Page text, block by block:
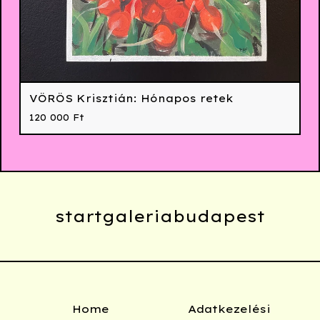
VÖRÖS Krisztián: Hónapos retek
120 000 Ft
startgaleriabudapest
Home
Adatkezelési